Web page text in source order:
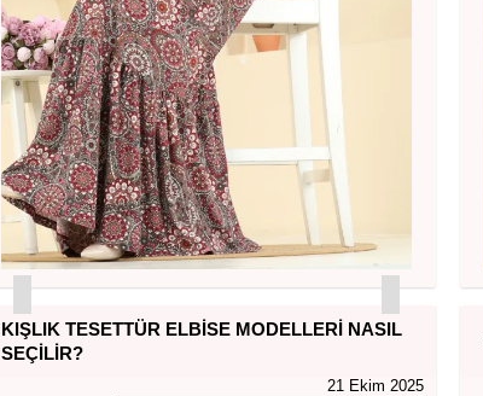
KIŞLIK TESETTÜR ELBISE MODELLERI NASIL
SEÇILIR?
21 Ekim 2025